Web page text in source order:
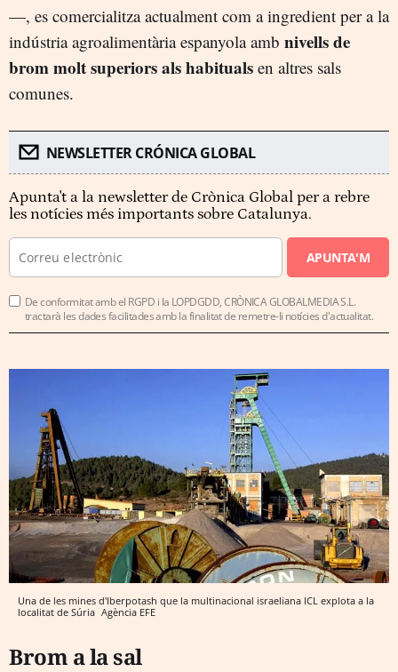
—, es comercialitza actualment com a ingredient per a la
indústria agroalimentària espanyola amb nivells de
brom molt superiors als habituals en altres sals
comunes.
NEWSLETTER CRÓNICA GLOBAL
Apunta't a la newsletter de Crònica Global per a rebre
les notícies més importants sobre Catalunya.
APUNTA'M
De conformitat amb el RGPD i la LOPDGDD, CRÒNICA GLOBALMEDIA S.L.
tractarà les dades facilitades amb la finalitat de remetre-li notícies d'actualitat.
Una de les mines d'Iberpotash que la multinacional israeliana ICL explota a la
localitat de Súria Agència EFE
Brom a la sal